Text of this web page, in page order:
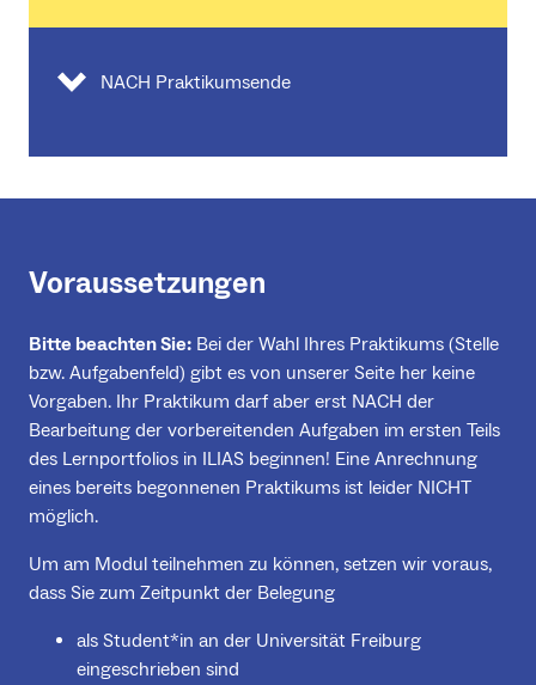
NACH Praktikumsende
Voraussetzungen
Bitte beachten Sie: Bei der Wahl Ihres Praktikums (Stelle
bzw. Aufgabenfeld) gibt es von unserer Seite her keine
Vorgaben. Ihr Praktikum darf aber erst NACH der
Bearbeitung der vorbereitenden Aufgaben im ersten Teils
des Lernportfolios in ILIAS beginnen! Eine Anrechnung
eines bereits begonnenen Praktikums ist leider NICHT
möglich.
Um am Modul teilnehmen zu können, setzen wir voraus,
dass Sie zum Zeitpunkt der Belegung
als Student*in an der Universität Freiburg
eingeschrieben sind